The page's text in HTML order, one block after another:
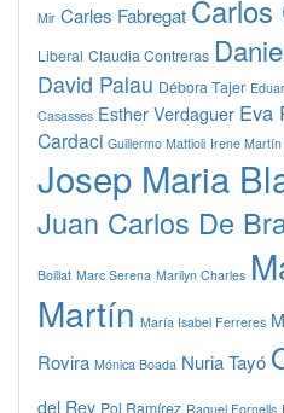
Mir Carles Fabregat Carlos
Liberal Claudia Contreras
David Palau Débora Tajer
Casasses Esther Verdaguer Eva
Cardaci Guillermo Mattioli Irene Martín
Josep Maria
Juan Carlos De
Boillat Marc Serena Marilyn Charles
Martín María Isabel Ferreres
Rovira Mónica Boada Nuria Tayó
del Rey Pol Ramírez Raquel Fornells